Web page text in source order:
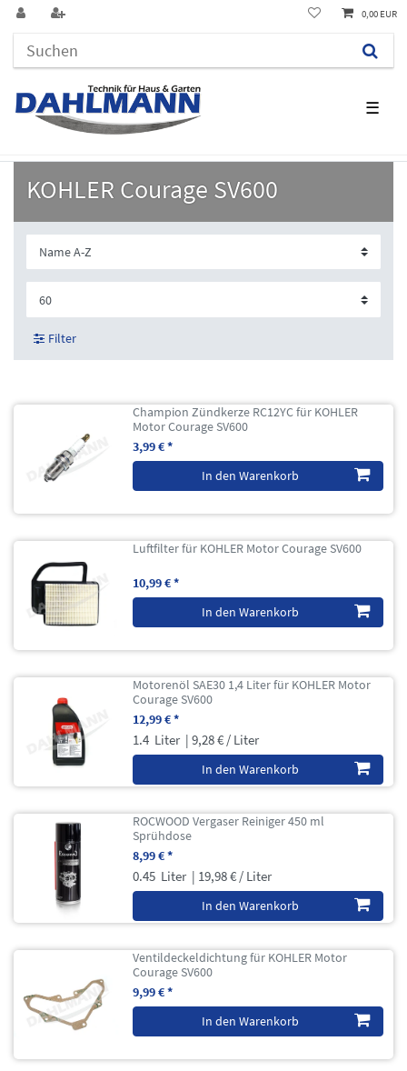
☰
0,00 EUR
KOHLER Courage SV600
Filter
Champion Zündkerze RC12YC für KOHLER
Motor Courage SV600
3,99 € *
In den Warenkorb
Luftfilter für KOHLER Motor Courage SV600
10,99 € *
In den Warenkorb
Motorenöl SAE30 1,4 Liter für KOHLER Motor
Courage SV600
12,99 € *
1.4 Liter | 9,28 € / Liter
In den Warenkorb
ROCWOOD Vergaser Reiniger 450 ml
Sprühdose
8,99 € *
0.45 Liter | 19,98 € / Liter
In den Warenkorb
Ventildeckeldichtung für KOHLER Motor
Courage SV600
9,99 € *
In den Warenkorb